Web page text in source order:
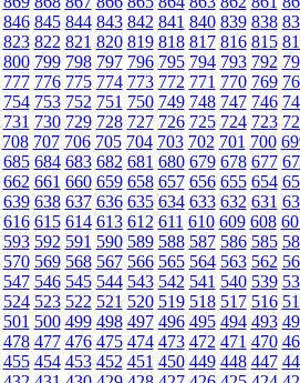
846 845 844 843 842 841 840 839 838
823 822 821 820 819 818 817 816 815
800 799 798 797 796 795 794 793 792
777 776 775 774 773 772 771 770 769
754 753 752 751 750 749 748 747 746
731 730 729 728 727 726 725 724 723
708 707 706 705 704 703 702 701 700
685 684 683 682 681 680 679 678 677
662 661 660 659 658 657 656 655 654
639 638 637 636 635 634 633 632 631
616 615 614 613 612 611 610 609 608
593 592 591 590 589 588 587 586 585
570 569 568 567 566 565 564 563 562
547 546 545 544 543 542 541 540 539
524 523 522 521 520 519 518 517 516
501 500 499 498 497 496 495 494 493
478 477 476 475 474 473 472 471 470
455 454 453 452 451 450 449 448 447